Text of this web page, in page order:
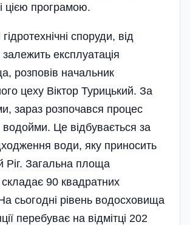
цією програмою.
споруди, від
експлуатація
розповів начальник
цеху Віктор Турицький. За
зараз розпочався процес
Це відбувається за
води, яку приносить
Ріг. Загальна площа
90 квадратних
сьогодні рівень водосховища
перебуває на відмітці 202